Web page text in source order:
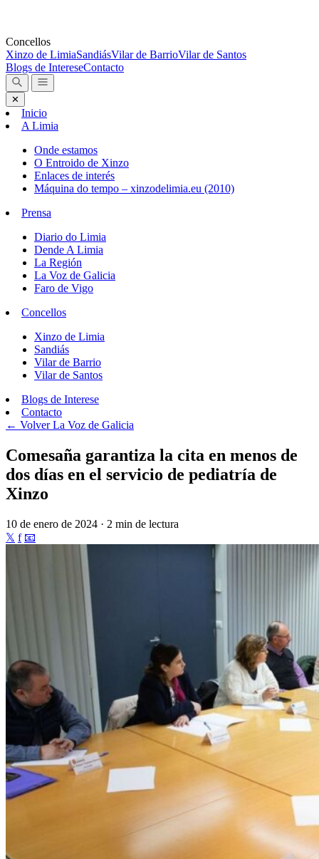
Concellos
Xinzo de LimiaSandiásVilar de BarrioVilar de Santos
Blogs de IntereseContacto
✕
Inicio
A Limia
Onde estamos
O Entroido de Xinzo
Enlaces de interés
Máquina do tempo – xinzodelimia.eu (2010)
Prensa
Diario do Limia
Dende A Limia
La Región
La Voz de Galicia
Faro de Vigo
Concellos
Xinzo de Limia
Sandiás
Vilar de Barrio
Vilar de Santos
Blogs de Interese
Contacto
← VolverLa Voz de Galicia
Comesaña garantiza la cita en menos de
dos días en el servicio de pediatría de
Xinzo
10 de enero de 2024 · 2 min de lectura
𝕏 f 📧